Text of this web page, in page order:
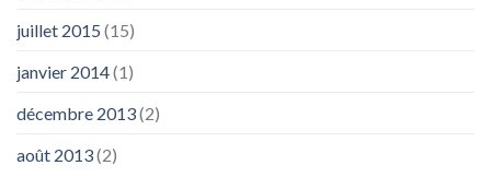
juillet 2015 (15)
janvier 2014(1)
décembre 2013(2)
août 2013(2)